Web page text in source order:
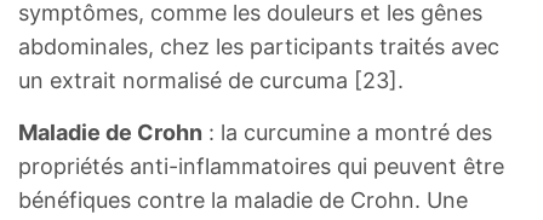
symptômes, comme les douleurs et les gênes
abdominales, chez les participants traités avec
un extrait normalisé de curcuma [23].
Maladie de Crohn : la curcumine a montré des
propriétés anti-inflammatoires qui peuvent être
bénéfiques contre la maladie de Crohn. Une